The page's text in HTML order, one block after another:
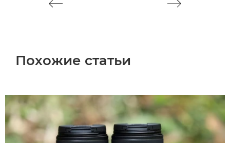
Похожие статьи